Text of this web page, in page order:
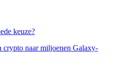
keuze?
crypto naar miljoenen Galaxy-